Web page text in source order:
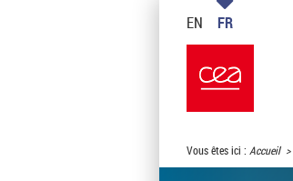
EN FR
Vous êtes ici : Accueil